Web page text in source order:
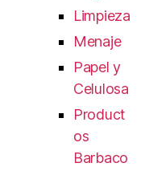
Limpieza
Menaje
Papel y
Celulosa
Product
os
Barbaco